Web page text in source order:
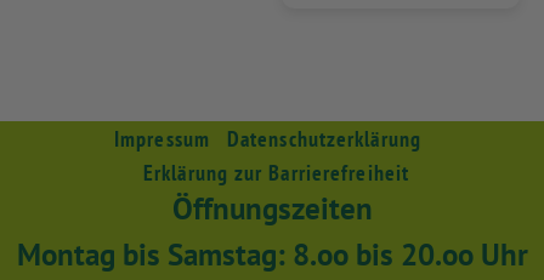
Impressum
Datenschutzerklärung
Erklärung zur Barrierefreiheit
Öffnungszeiten
Montag bis Samstag: 8.oo bis 20.oo Uhr